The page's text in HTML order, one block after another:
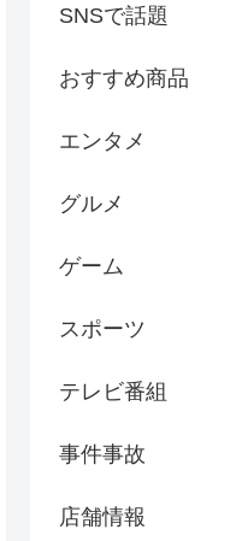
SNSで話題
おすすめ商品
エンタメ
グルメ
ゲーム
スポーツ
テレビ番組
事件事故
店舗情報